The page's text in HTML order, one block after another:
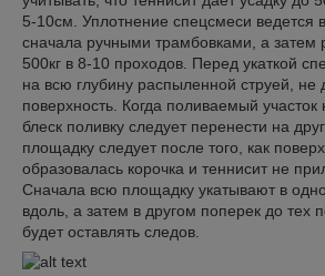
5-10см. Уплотнение спецсмеси ведется
сначала ручными трамбовками, а затем
500кг в 8-10 проходов. Перед укаткой
на всю глубину распыленной струей, не
поверхность. Когда поливаемый участок
блеск поливку следует перенести на
площадку следует после того, как
образовалась корочка и теннисит не
Сначала всю площадку укатывают в
вдоль, а затем в другом поперек до тех
будет оставлять следов.